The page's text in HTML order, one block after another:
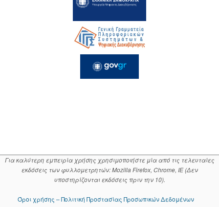
Για καλύτερη εμπειρία χρήσης χρησιμοποιήστε μία από τις τελευταίες
εκδόσεις των φυλλομετρητών: Mozilla Firefox, Chrome, IE (Δεν
υποστηρίζονται εκδόσεις πριν την 10).
Όροι χρήσης – Πολιτική Προστασίας Προσωπικών Δεδομένων